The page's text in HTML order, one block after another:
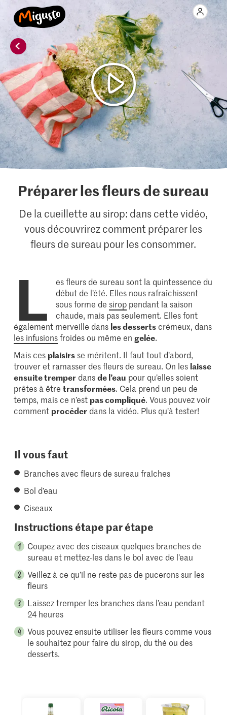
Préparer les fleurs de sureau
De la cueillette au sirop: dans cette vidéo,
vous découvrirez comment préparer les
fleurs de sureau pour les consommer.
L
es fleurs de sureau sont la quintessence du
début de l’été. Elles nous rafraîchissent
sous forme de sirop pendant la saison
chaude, mais pas seulement. Elles font
également merveille dans les dessertscrémeux, dans
les infusionsfroides ou même engelée.
Mais ces plaisirs se méritent. Il faut tout d’abord,
trouver et ramasser des fleurs de sureau. On les laisse
ensuite tremper dansde l’eau pour qu’elles soient
prêtes à êtretransformées. Cela prend un peu de
temps, mais ce n’est pas compliqué. Vous pouvez voir
comment procéder dans la vidéo. Plus qu’à tester!
Il vous faut
Branches avec fleurs de sureau fraîches
Bol d’eau
Ciseaux
Instructions étape par étape
Coupez avec des ciseaux quelques branches de
sureau et mettez-les dans le bol avec de l’eau
Veillez à ce qu’il ne reste pas de pucerons sur les
fleurs
Laissez tremper les branches dans l’eau pendant
24 heures
Vous pouvez ensuite utiliser les fleurs comme vous
le souhaitez pour faire du sirop, du thé ou des
desserts.